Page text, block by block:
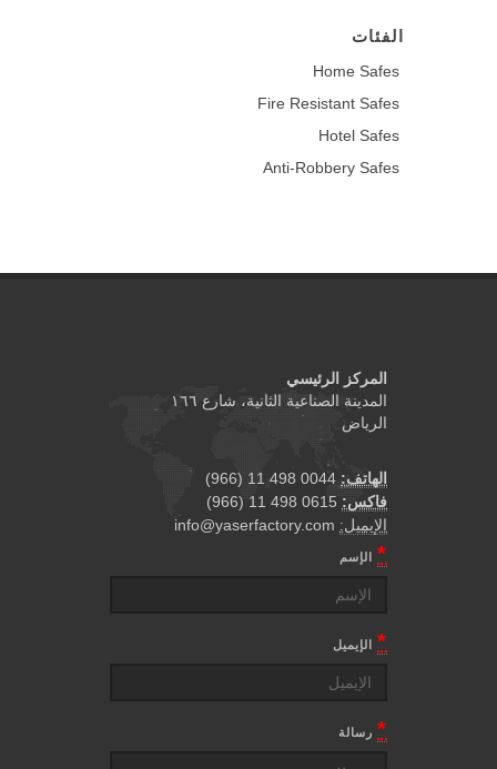
الفئات
Home Safes
Fire Resistant Safes
Hotel Safes
Anti-Robbery Safes
المركز الرئيسي
المدينة الصناعية الثانية، شارع ١٦٦
الرياض
الهاتف:
فاكس:
الإيميل:
* الإسم
* الإيميل
* رسالة